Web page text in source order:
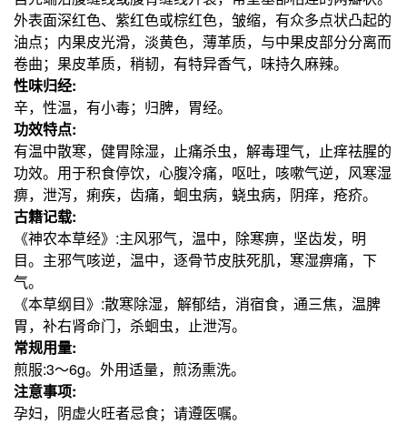
外表面深红色、紫红色或棕红色，皱缩，有众多点状凸起的
油点；内果皮光滑，淡黄色，薄革质，与中果皮部分分离而
卷曲；果皮革质，稍韧，有特异香气，味持久麻辣。
性味归经:
辛，性温，有小毒；归脾，胃经。
功效特点:
有温中散寒，健胃除湿，止痛杀虫，解毒理气，止痒祛腥的
功效。用于积食停饮，心腹冷痛，呕吐，咳嗽气逆，风寒湿
痹，泄泻，痢疾，齿痛，蛔虫病，蛲虫病，阴痒，疮疥。
古籍记载:
《神农本草经》:主风邪气，温中，除寒痹，坚齿发，明
目。主邪气咳逆，温中，逐骨节皮肤死肌，寒湿痹痛，下
气。
《本草纲目》:散寒除湿，解郁结，消宿食，通三焦，温脾
胃，补右肾命门，杀蛔虫，止泄泻。
常规用量:
煎服:3～6g。外用适量，煎汤熏洗。
注意事项:
孕妇，阴虚火旺者忌食；请遵医嘱。